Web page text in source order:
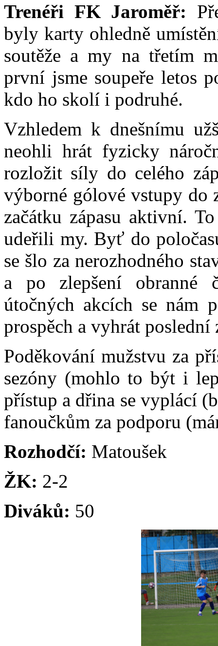
Trenéři FK Jaroměř:
byly karty ohledně
soutěže a my na třetím
první jsme soupeře letos
kdo ho skolí i podruhé.
Vzhledem k dnešnímu
neohli hrát fyzicky
rozložit síly do celého
výborné gólové vstupy do
začátku zápasu aktivní.
udeřili my. Byť do
se šlo za nerozhodného
a po zlepšení obranné
útočných akcích se nám
prospěch a vyhrát poslední
Poděkování mužstvu za
sezóny (mohlo to být i
přístup a dřina se vyplácí
fanoučkům za podporu
Rozhodčí: Matoušek
ŽK: 2-2
Diváků: 50